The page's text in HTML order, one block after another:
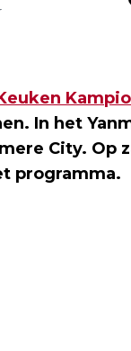
In het
City. Op
programma.